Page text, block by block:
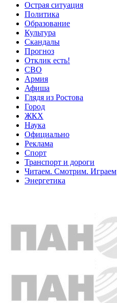
Острая ситуация
Политика
Образование
Культура
Скандалы
Прогноз
Отклик есть!
СВО
Армия
Афиша
Глядя из Ростова
Город
ЖКХ
Наука
Официально
Реклама
Спорт
Транспорт и дороги
Читаем. Смотрим. Играем
Энергетика